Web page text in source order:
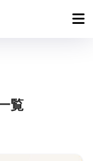
覧